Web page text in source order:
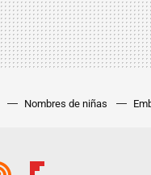
Nombres de niñas